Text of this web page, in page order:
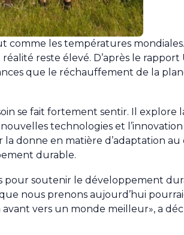
les températures mondiales.
reste élevé. D’après le
que le réchauffement de la
se fait fortement sentir. Il explore
nouvelles technologies et
donne en matière d’adaptation
durable.
pour soutenir le développement
nous prenons aujourd’hui
vers un monde meilleur», a